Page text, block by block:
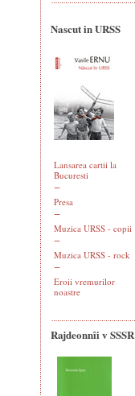
Nascut in URSS
Lansarea cartii la
Bucuresti
Presa
Muzica URSS - copii
Muzica URSS - rock
Eroii vremurilor
noastre
Rajdeonnîi v SSSR